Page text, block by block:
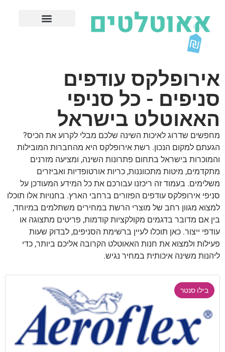
אירופלקס עודפים
סניפים - כל סניפי
האאוטלט בישראל
מחפשים שדרוג לאיכות השינה שלכם מבלי לקרוע את הכיס?
הגעתם למקום הנכון. רשת אירופלקס היא מהחברות המובילות
והמוכרות בישראל בתחום פתרונות השינה, ומציעה מזרנים
מתקדמים, מיטות מתכווננות, כריות אורטופדיות ואביזרים
משלימים. בעמוד זה ריכזנו עבורכם את כל המידע המעודכן על
סניפי אירופלקס עודפים הפזורים ברחבי הארץ. בחנויות אלו תוכלו
למצוא מגוון רחב של מוצרי הרשת במחירים משתלמים במיוחד,
בין אם מדובר בדגמים מקולקציות קודמות, פריטים מתצוגה או
עודפי ייצור. כאן תוכלו לעיין ברשימת הסניפים, לבדוק שעות
פעילות ולמצוא את חנות האאוטלט הקרובה אליכם ביותר, כדי
ליהנות משינה איכותית במחיר נגיש.
בילו סנטר